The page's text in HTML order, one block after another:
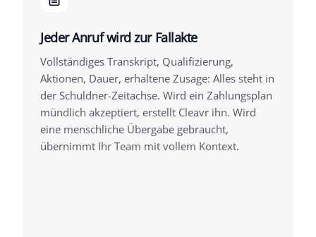
Jeder Anruf wird zur Fallakte
Vollständiges Transkript, Qualifizierung,
Aktionen, Dauer, erhaltene Zusage: Alles steht in
der Schuldner-Zeitachse. Wird ein Zahlungsplan
mündlich akzeptiert, erstellt Cleavr ihn. Wird
eine menschliche Übergabe gebraucht,
übernimmt Ihr Team mit vollem Kontext.